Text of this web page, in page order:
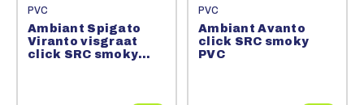
PVC
Ambiant Spigato
Viranto visgraat
click SRC smoky
PVC
Ambiant Avanto
click SRC smoky
PVC